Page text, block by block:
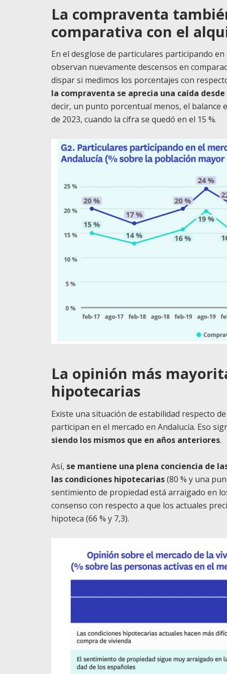
La compraventa
comparativa con el
En el desglose de particulares participando
observan nuevamente descensos en
dispar si medimos los porcentajes con
la compraventa se aprecia una caída
decir, un punto porcentual menos, el balance
de 2023, cuando la cifra se quedó en el 15 %.
La opinión más
hipotecarias
Existe una situación de estabilidad respecto
participan en el mercado en Andalucía. Eso
siendo los mismos que en años anteriores.
Así, se mantiene una plena conciencia de
las condiciones hipotecarias(80 % y una
sentimiento de propiedad está arraigado en
consenso con respecto a que los actuales
hipoteca (66 % y 7,3).